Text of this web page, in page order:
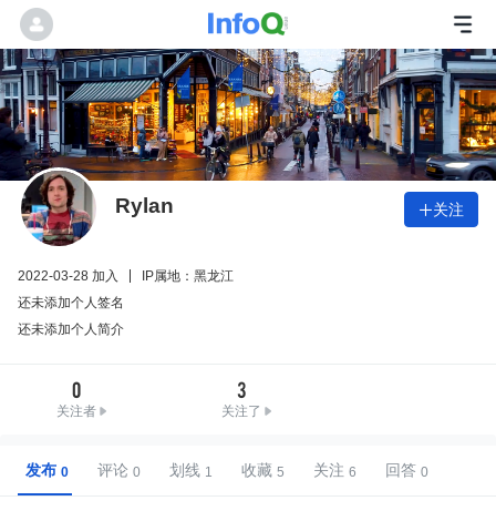
Rylan 关注
2022-03-28 加入
IP属地：黑龙江
还未添加个人签名
还未添加个人简介
0
关注者
3
关注了
发布 评论 划线 收藏 关注 回答